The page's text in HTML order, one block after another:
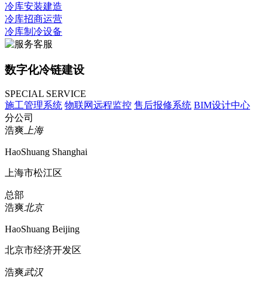
冷库安装建造
冷库招商运营
冷库制冷设备
数字化冷链建设
SPECIAL SERVICE
施工管理系统 物联网远程监控 售后报修系统 BIM设计中心
分公司
浩爽上海
HaoShuang Shanghai
上海市松江区
总部
浩爽北京
HaoShuang Beijing
北京市经济开发区
浩爽武汉